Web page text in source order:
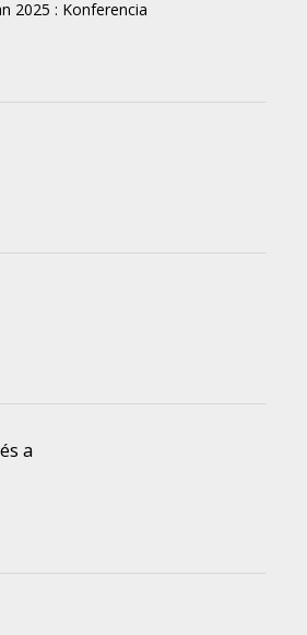
2025 : Konferencia
a